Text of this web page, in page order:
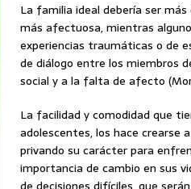
La familia ideal debería ser
más afectuosa, mientras
experiencias traumáticas o de
de diálogo entre los miembros
social y a la falta de afecto
La facilidad y comodidad que
adolescentes, los hace crearse
privando su carácter para
importancia de cambio en sus